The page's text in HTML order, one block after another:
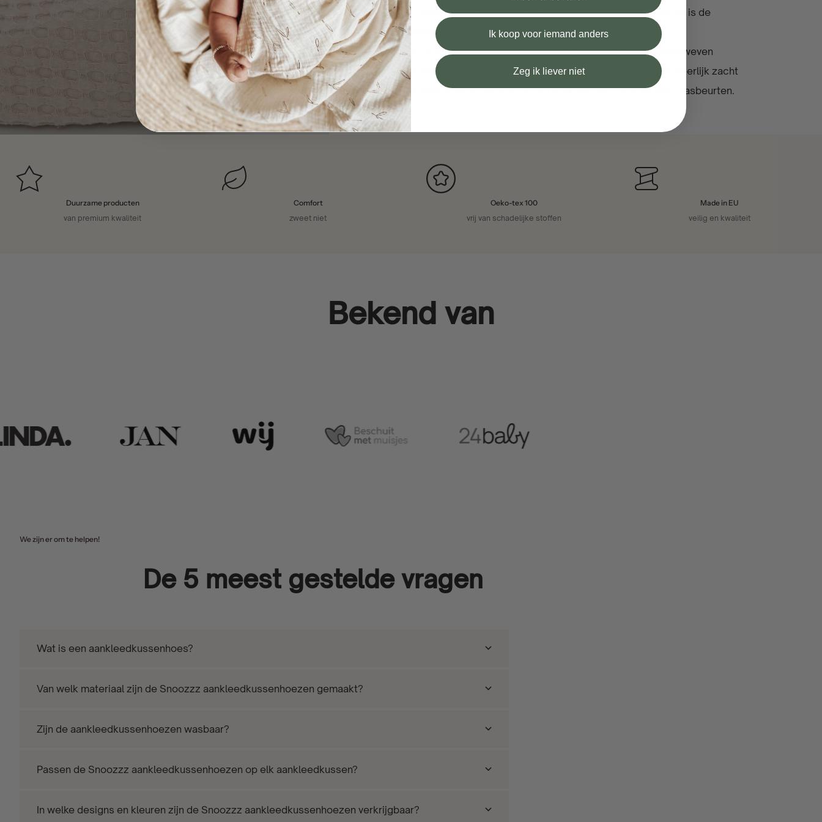
Een aankleedkussenhoes wordt iedere dag gebruikt. Daarom is de
kwaliteit van de stof belangrijk.
Het Snoozzz Aankleedkussenhoes is gemaakt van dubbelgeweven
hydrofiel katoen van hoge kwaliteit. Daardoor voelt de stof heerlijk zacht
aan, neemt ze vocht goed op en blijft het mooi, ook na veel wasbeurten.
Duurzame producten
van premium kwaliteit
Comfort
zweet niet
Oeko-tex 100
vrij van schadelijke stoffen
Made in EU
veilig en kwaliteit
Bekend van
We zijn er om te helpen!
De 5 meest gestelde vragen
Wat is een aankleedkussenhoes?
Van welk materiaal zijn de Snoozzz aankleedkussenhoezen gemaakt?
Zijn de aankleedkussenhoezen wasbaar?
Passen de Snoozzz aankleedkussenhoezen op elk aankleedkussen?
In welke designs en kleuren zijn de Snoozzz aankleedkussenhoezen verkrijgbaar?
Ik koop voor iemand anders
Zeg ik liever niet